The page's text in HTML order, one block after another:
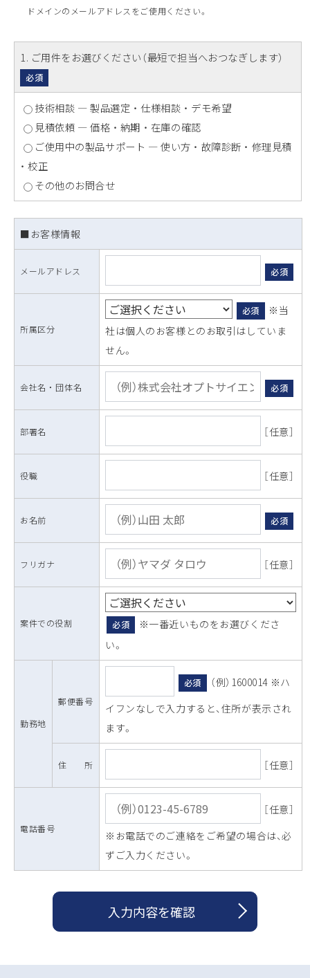
ドメインのメールアドレスをご使用ください。
1 . ご用件をお選びください（最短で担当へおつなぎします）
必須
技術相談 ― 製品選定 ・ 仕様相談 ・ デモ希望
見積依頼 ― 価格 ・ 納期 ・ 在庫の確認
ご使用中の製品サポート ― 使い方 ・ 故障診断 ・ 修理見積
・ 校正
その他のお問合せ
■お客様情報
メールアドレス 必須
所属区分
必須
※当
社は個人のお客様とのお取引はしていま
せん。
会社名 ・ 団体名 必須
部署名 ［任意］
役職 ［任意］
お名前 必須
フリガナ ［任意］
案件での役割 必須
※一番近いものをお選びくださ
い。
勤務地
郵便番号
必須
（例）1600014 ※ハ
イフンなしで入力すると、住所が表示され
ます。
住 所 ［任意］
電話番号
［任意］
※お電話でのご連絡をご希望の場合は、必
ずご入力ください。
入力内容を確認